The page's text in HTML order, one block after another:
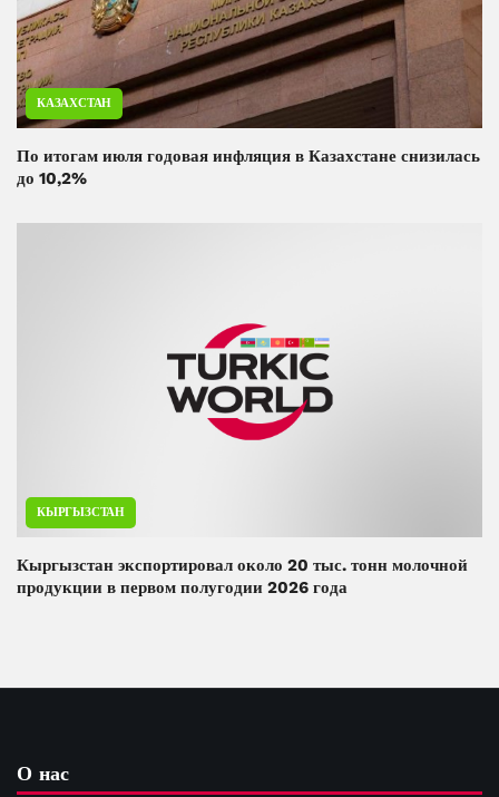
КАЗАХСТАН
По итогам июля годовая инфляция в Казахстане снизилась
до 10,2%
КЫРГЫЗСТАН
Кыргызстан экспортировал около 20 тыс. тонн молочной
продукции в первом полугодии 2026 года
О нас